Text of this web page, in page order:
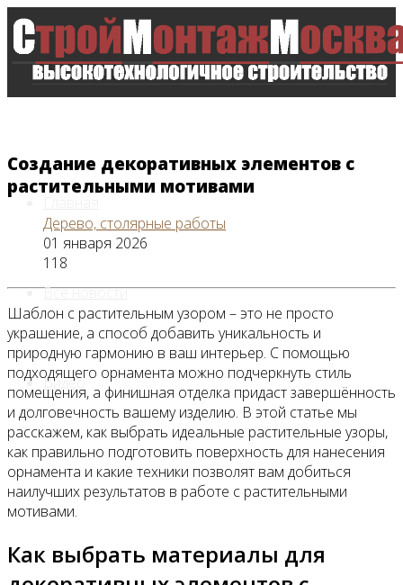
Все новости
Видео
Создание декоративных элементов с
растительными мотивами
Дерево, столярные работы
01 января 2026
118
Шаблон с растительным узором – это не просто
украшение, а способ добавить уникальность и
природную гармонию в ваш интерьер. С помощью
подходящего орнамента можно подчеркнуть стиль
помещения, а финишная отделка придаст завершённость
и долговечность вашему изделию. В этой статье мы
расскажем, как выбрать идеальные растительные узоры,
как правильно подготовить поверхность для нанесения
орнамента и какие техники позволят вам добиться
наилучших результатов в работе с растительными
мотивами.
Как выбрать материалы для